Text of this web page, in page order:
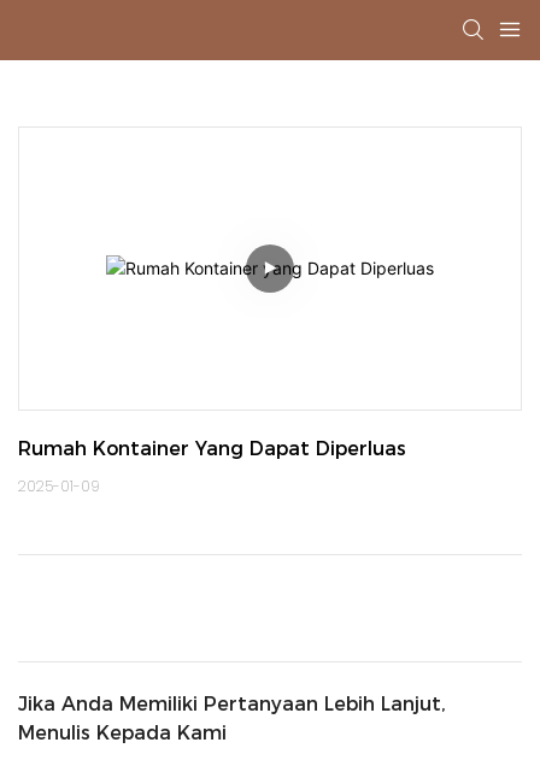
Rumah Kontainer Yang Dapat Diperluas
2025-01-09
Jika Anda Memiliki Pertanyaan Lebih Lanjut,
Menulis Kepada Kami